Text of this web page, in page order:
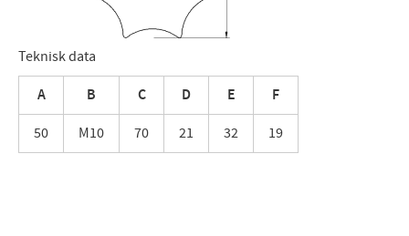
Teknisk data
A B C D E F
50 M10 70 21 32 19